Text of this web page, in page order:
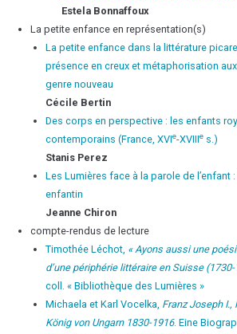
Estela Bonnaffoux
La petite enfance en représentation(s)
La petite enfance dans la littérature
présence en creux et métaphorisation
genre nouveau
Cécile Bertin
Des corps en perspective : les enfants
contemporains (France, XVIe-XVIIIe s.)
Stanis Perez
Les Lumières face à la parole de l’enfant
enfantin
Jeanne Chiron
compte-rendus de lecture
Timothée Léchot, « Ayons aussi une
d’une périphérie littéraire en Suisse
coll. « Bibliothèque des Lumières »
Michaela et Karl Vocelka, Franz Joseph
König von Ungarn 1830-1916. Eine